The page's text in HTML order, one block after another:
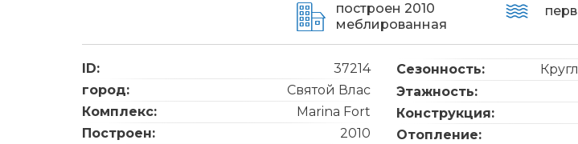
построен 2010
меблированная
ID:
37214
город:
Святой Влас
Комплекс:
Marina Fort
Построен:
2010
Сезонность:
Этажность:
Конструкция:
Отопление: